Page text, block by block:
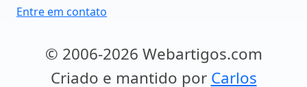
Entre em contato
© 2006-2026 Webartigos.com
Criado e mantido por Carlos